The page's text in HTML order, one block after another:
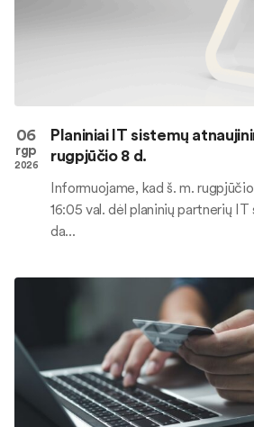
06
rgp
2026
Planiniai IT sistemų
rugpjūčio 8 d.
Informuojame, kad š. m.
16:05 val. dėl planinių partnerių
da...